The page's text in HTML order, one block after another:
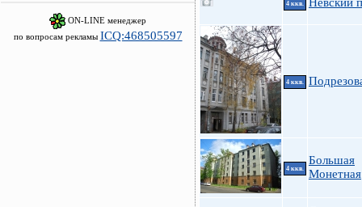
ON-LINE менеджер
по вопросам рекламы ICQ:468505597
4 ккв.
4 ккв.
4 ккв.
Большая
Монетная